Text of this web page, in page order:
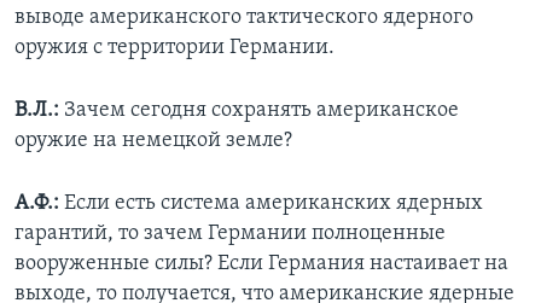
выводе американского тактического ядерного
оружия с территории Германии.
В.Л.: Зачем сегодня сохранять американское
оружие на немецкой земле?
А.Ф.: Если есть система американских ядерных
гарантий, то зачем Германии полноценные
вооруженные силы? Если Германия настаивает на
выходе, то получается, что американские ядерные